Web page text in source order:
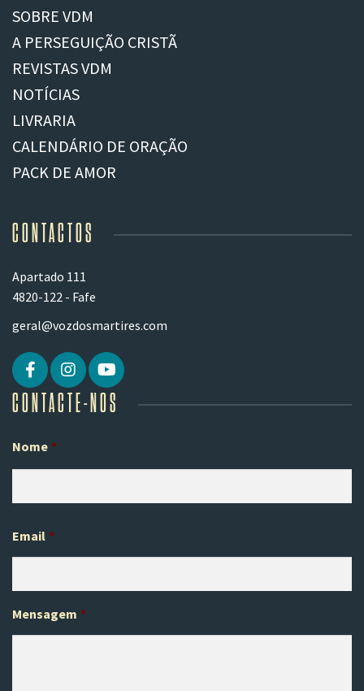
SOBRE VDM
A PERSEGUIÇÃO CRISTÃ
REVISTAS VDM
NOTÍCIAS
LIVRARIA
CALENDÁRIO DE ORAÇÃO
PACK DE AMOR
CONTACTOS
Apartado 111
4820-122 - Fafe
geral@vozdosmartires.com
CONTACTE-NOS
Nome *
Email *
Mensagem *